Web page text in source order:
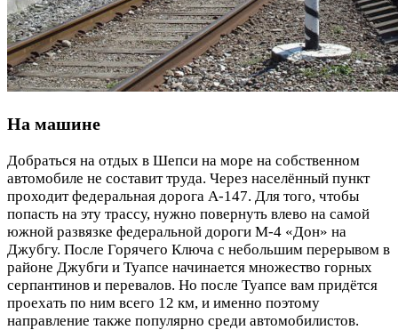
На машине
Добраться на отдых в Шепси на море на собственном
автомобиле не составит труда. Через населённый пункт
проходит федеральная дорога А-147. Для того, чтобы
попасть на эту трассу, нужно повернуть влево на самой
южной развязке федеральной дороги М-4 «Дон» на
Джубгу. После Горячего Ключа с небольшим перерывом в
районе Джубги и Туапсе начинается множество горных
серпантинов и перевалов. Но после Туапсе вам придётся
проехать по ним всего 12 км, и именно поэтому
направление также популярно среди автомобилистов.